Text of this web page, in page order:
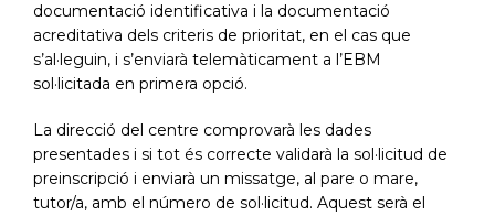
documentació identificativa i la documentació
acreditativa dels criteris de prioritat, en el cas que
s’al·leguin, i s’enviarà telemàticament a l’EBM
sol·licitada en primera opció.
La direcció del centre comprovarà les dades
presentades i si tot és correcte validarà la sol·licitud de
preinscripció i enviarà un missatge, al pare o mare,
tutor/a, amb el número de sol·licitud. Aquest serà el